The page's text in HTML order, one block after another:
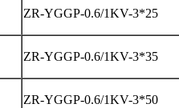
ZR-YGGP-0.6/1KV-3*25
ZR-YGGP-0.6/1KV-3*35
ZR-YGGP-0.6/1KV-3*50